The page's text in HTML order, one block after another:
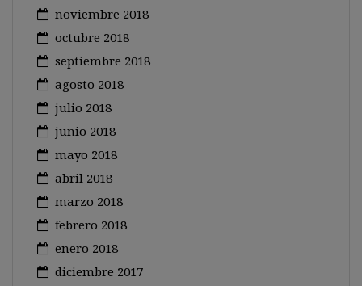
noviembre 2018
octubre 2018
septiembre 2018
agosto 2018
julio 2018
junio 2018
mayo 2018
abril 2018
marzo 2018
febrero 2018
enero 2018
diciembre 2017